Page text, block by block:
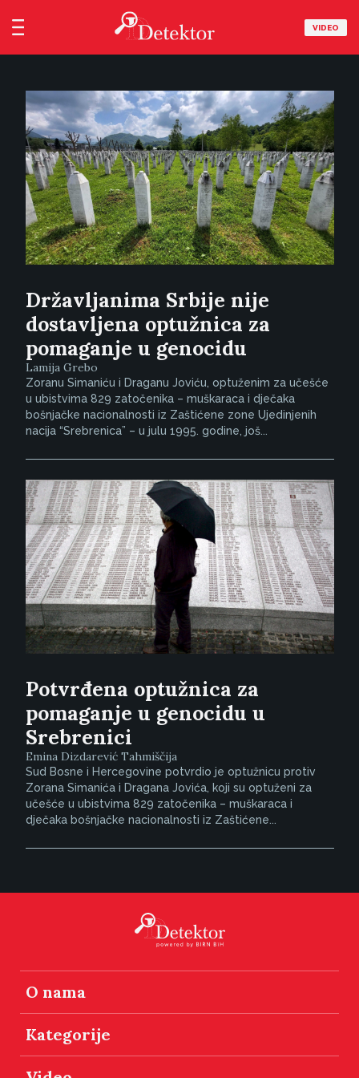
VIDEO
Državljanima Srbije nije
dostavljena optužnica za
pomaganje u genocidu
Lamija Grebo
Zoranu Simaniću i Draganu Joviću, optuženim za učešće
u ubistvima 829 zatočenika – muškaraca i dječaka
bošnjačke nacionalnosti iz Zaštićene zone Ujedinjenih
nacija “Srebrenica” – u julu 1995. godine, još...
Potvrđena optužnica za
pomaganje u genocidu u
Srebrenici
Emina Dizdarević Tahmiščija
Sud Bosne i Hercegovine potvrdio je optužnicu protiv
Zorana Simanića i Dragana Jovića, koji su optuženi za
učešće u ubistvima 829 zatočenika – muškaraca i
dječaka bošnjačke nacionalnosti iz Zaštićene...
O nama
Kategorije